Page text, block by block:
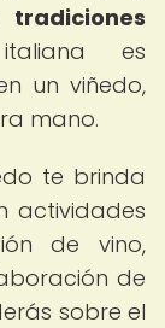
es
un viñedo,
mano.
te brinda
actividades
de vino,
de
sobre el